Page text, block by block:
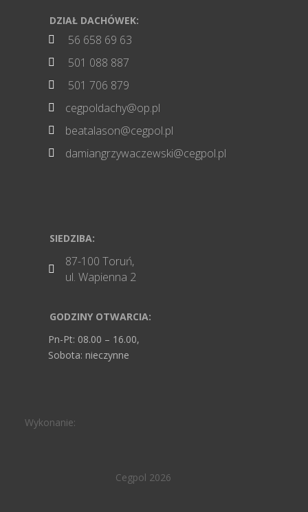
DZIAŁ DACHÓWEK:
 56 658 69 63
 501 088 887
 501 706 879
 cegpoldachy@op.pl
 beatalason@cegpol.pl
 damiangrzywaczewski@cegpol.pl
SIEDZIBA:

87-100 Toruń,
ul. Wapienna 2
GODZINY OTWARCIA:
Pn-Pt: 08.00 – 16.00,
Sobota: nieczynne
Wykonanie:
Cegpol 2026